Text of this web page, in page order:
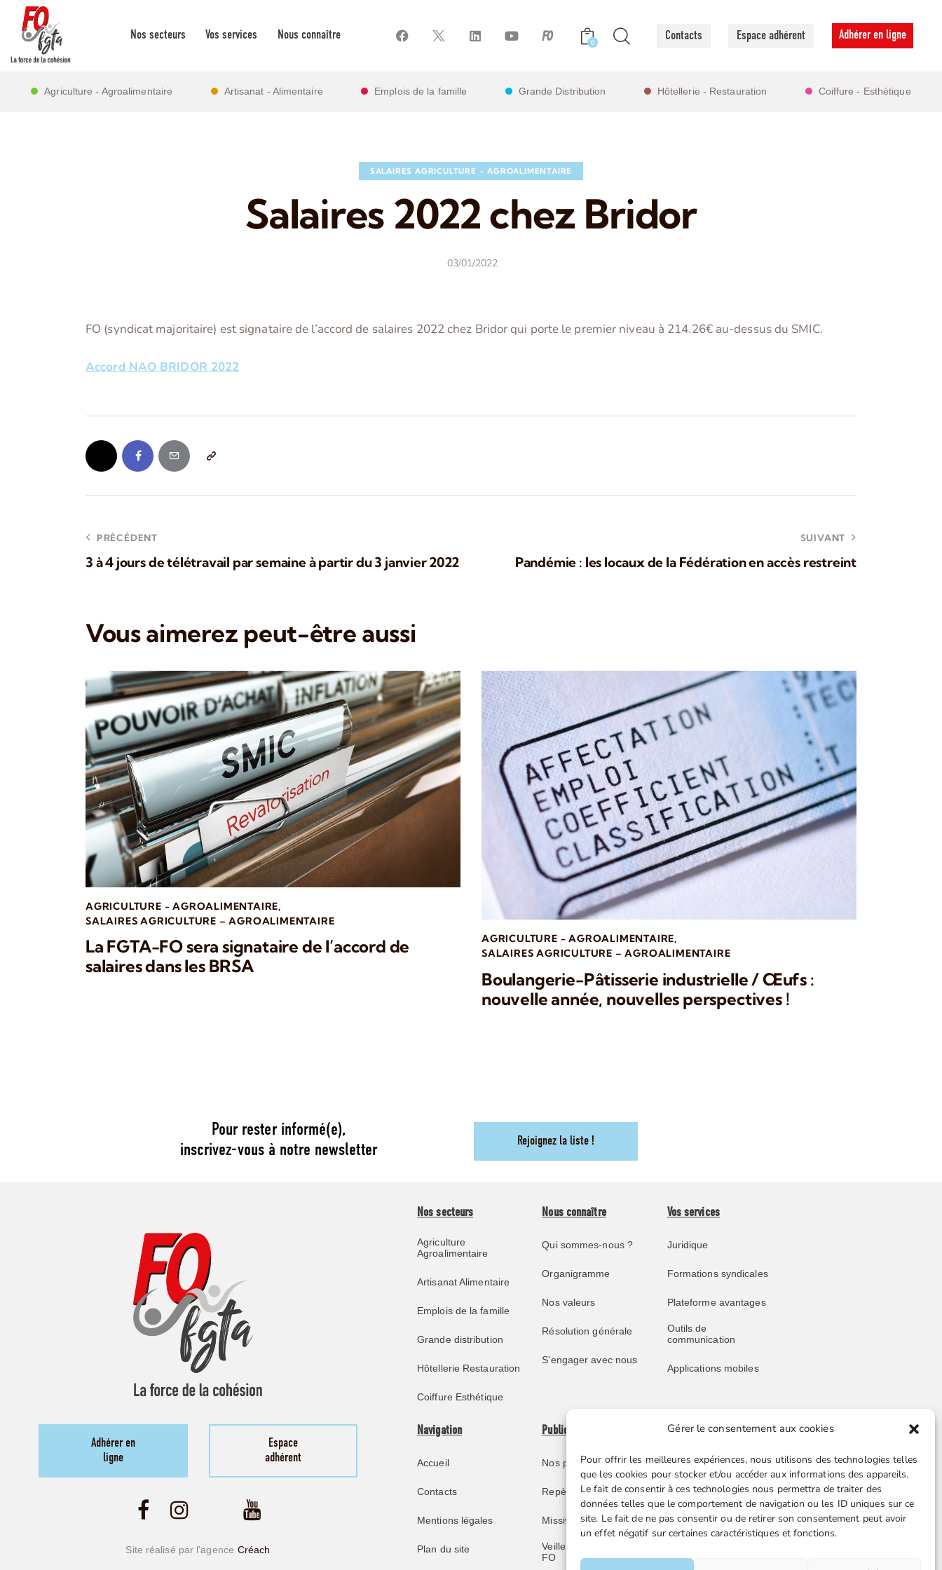
Gérer le consentement aux cookies
Pour offrir les meilleures expériences, nous utilisons des technologies telles
que les cookies pour stocker et/ou accéder aux informations des appareils.
Le fait de consentir à ces technologies nous permettra de traiter des
données telles que le comportement de navigation ou les ID uniques sur ce
site. Le fait de ne pas consentir ou de retirer son consentement peut avoir
un effet négatif sur certaines caractéristiques et fonctions.
Nos secteurs Vos services Nous connaître
0 Contacts Espace adhérent Adhérer en ligne
Agriculture - Agroalimentaire Artisanat - Alimentaire Emplois de la famille Grande Distribution Hôtellerie - Restauration Coiffure - Esthétique
SALAIRES AGRICULTURE – AGROALIMENTAIRE
Salaires 2022 chez Bridor
03/01/2022
FO (syndicat majoritaire) est signataire de l’accord de salaires 2022 chez Bridor qui porte le premier niveau à 214.26€ au-dessus du SMIC.
Accord NAO BRIDOR 2022
PRÉCÉDENT
3 à 4 jours de télétravail par semaine à partir du 3 janvier 2022
SUIVANT
Pandémie : les locaux de la Fédération en accès restreint
Vous aimerez peut-être aussi
AGRICULTURE - AGROALIMENTAIRE,
SALAIRES AGRICULTURE – AGROALIMENTAIRE
La FGTA-FO sera signataire de l’accord de
salaires dans les BRSA
AGRICULTURE - AGROALIMENTAIRE,
SALAIRES AGRICULTURE – AGROALIMENTAIRE
Boulangerie-Pâtisserie industrielle / Œufs :
nouvelle année, nouvelles perspectives !
Pour rester informé(e),
inscrivez-vous à notre newsletter
Rejoignez la liste !
Adhérer en
ligne
Espace
adhérent
Site réalisé par l’agence Créach
Nos secteurs
Agriculture
Agroalimentaire
Artisanat Alimentaire
Emplois de la famille
Grande distribution
Hôtellerie Restauration
Coiffure Esthétique
Nous connaître
Qui sommes-nous ?
Organigramme
Nos valeurs
Résolution générale
S’engager avec nous
Vos services
Juridique
Formations syndicales
Plateforme avantages
Outils de
communication
Applications mobiles
Navigation
Accueil
Contacts
Mentions légales
Plan du site
Publications
Nos publications
Repère juridique
Missive retraités
Veille juridique FGTA-
FO
Liens utiles
Boutique en ligne
Espace Presse
Nos partenaires